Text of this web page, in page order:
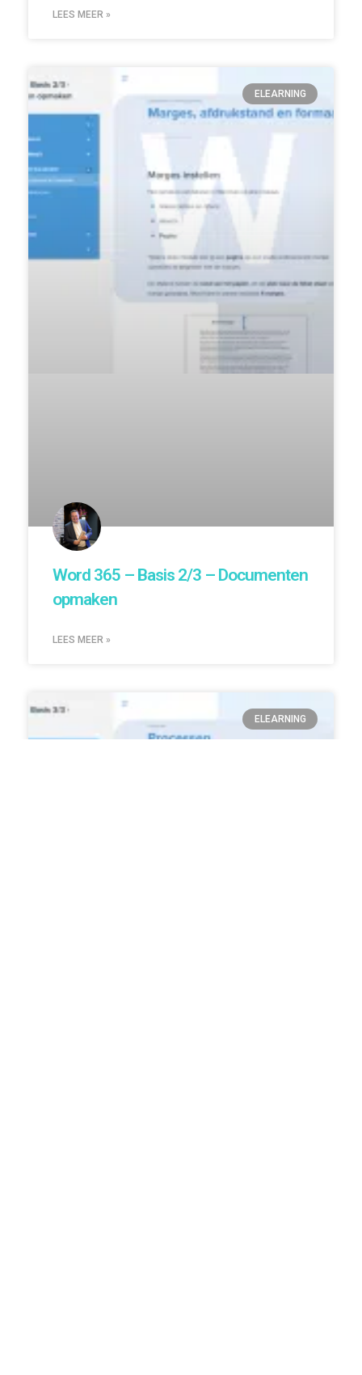
LEES MEER »
ELEARNING
Word 365 – Basis 2/3 – Documenten
opmaken
LEES MEER »
ELEARNING